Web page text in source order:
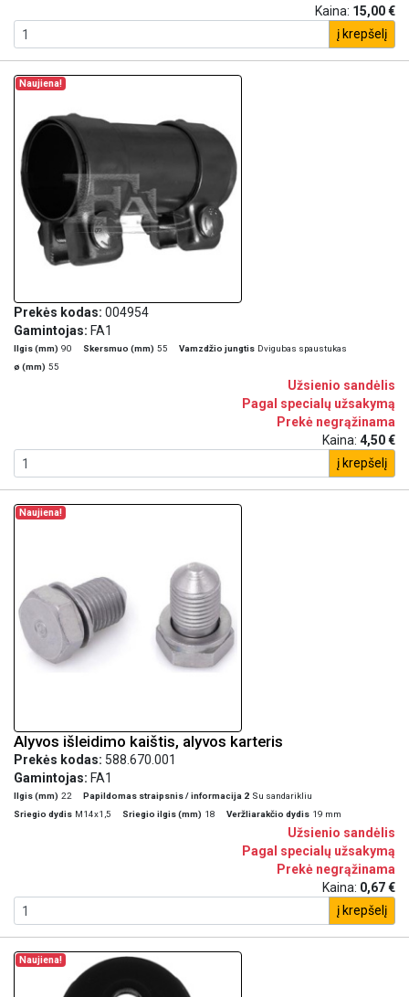
Kaina: 15,00 €
į krepšelį
Naujiena!
Prekės kodas: 004954
Gamintojas: FA1
Ilgis (mm) 90 Skersmuo (mm) 55 Vamzdžio jungtis Dvigubas spaustukas
ø (mm) 55
Užsienio sandėlis
Pagal specialų užsakymą
Prekė negrąžinama
Kaina: 4,50 €
į krepšelį
Naujiena!
Alyvos išleidimo kaištis, alyvos karteris
Prekės kodas: 588.670.001
Gamintojas: FA1
Ilgis (mm) 22 Papildomas straipsnis / informacija 2 Su sandarikliu
Sriegio dydis M14x1,5 Sriegio ilgis (mm) 18 Veržliarakčio dydis 19 mm
Užsienio sandėlis
Pagal specialų užsakymą
Prekė negrąžinama
Kaina: 0,67 €
į krepšelį
Naujiena!